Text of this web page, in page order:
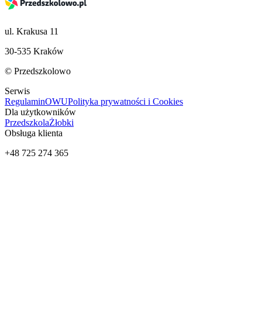
ul. Krakusa 11
30-535 Kraków
© Przedszkolowo
Serwis
RegulaminOWUPolityka prywatności i Cookies
Dla użytkowników
PrzedszkolaŻłobki
Obsługa klienta
+48 725 274 365